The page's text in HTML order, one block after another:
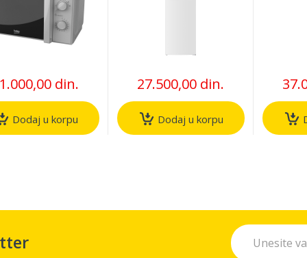
din.
Dodaj u korpu
27.500,00 din.
Dodaj u korpu